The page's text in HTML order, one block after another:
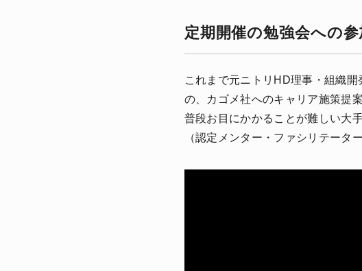
定期開催の勉強会への
これまで元ニトリHD理事・組織
の、カゴメ社へのキャリア施策提
普段お目にかかることが難しい大
（認定メンター・ファシリテータ